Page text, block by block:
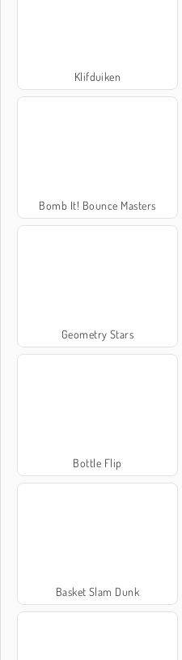
Klifduiken
Bomb It! Bounce Masters
Geometry Stars
Bottle Flip
Basket Slam Dunk